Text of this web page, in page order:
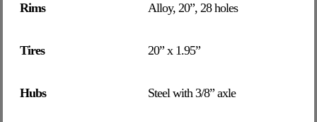
Rims Alloy, 20”, 28 holes
Tires 20” x 1.95”
Hubs Steel with 3/8” axle